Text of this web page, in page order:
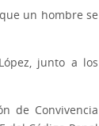
un hombre se
junto a los
de Convivencia